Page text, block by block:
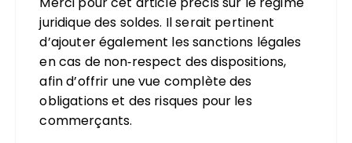
juridique des soldes. Il serait pertinent
d’ajouter également les sanctions légales
en cas de non‑respect des dispositions,
afin d’offrir une vue complète des
obligations et des risques pour les
commerçants.